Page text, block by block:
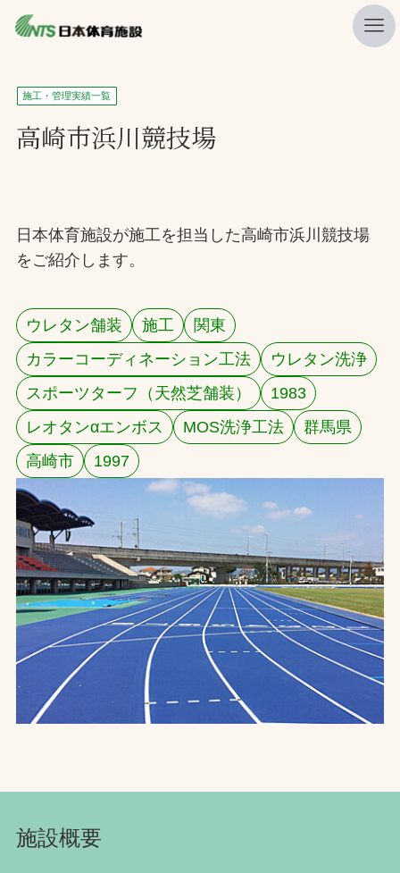
私たちの強み
ニュース
製品・サービス一覧
施工・管理実績一覧
採用情報
お問合せ
お取引先の皆様へ
プライバシーポリシー
ソーシャルメディアポリシー
施工・管理実績一覧
高崎市浜川競技場
日本体育施設が施工を担当した高崎市浜川競技場
をご紹介します。
ウレタン舗装 施工
関東
カラーコーディネーション工法
ウレタン洗浄
スポーツターフ（天然芝舗装）
1983
レオタンαエンボス
MOS洗浄工法
群馬県
高崎市
1997
施設概要